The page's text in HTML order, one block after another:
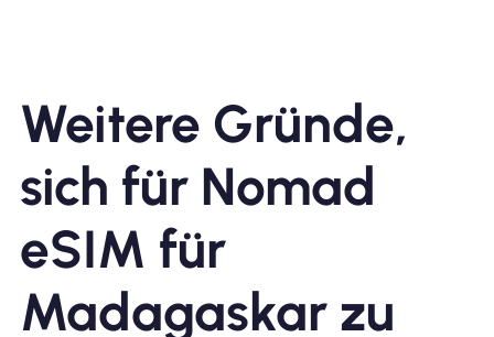
Weitere Gründe,
sich für Nomad
eSIM für
Madagaskar zu